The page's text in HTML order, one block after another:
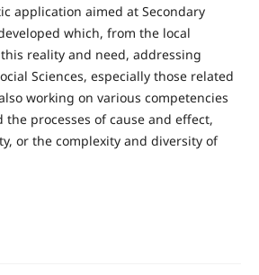
application aimed at Secondary
which, from the local
reality and need, addressing
Sciences, especially those related
working on various competencies
processes of cause and effect,
or the complexity and diversity of